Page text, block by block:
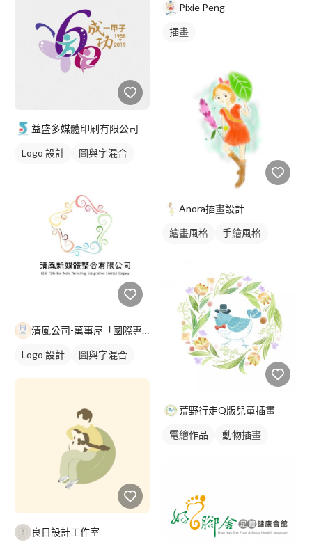
益盛多媒體印刷有限公司
Logo 設計
圖與字混合
清風公司-萬事屋「國際專案團隊」
Logo 設計
圖與字混合
良日設計工作室
Pixie Peng
插畫
Anora插畫設計
繪畫風格
手繪風格
荒野行走Q版兒童插畫
電繪作品 動物插畫